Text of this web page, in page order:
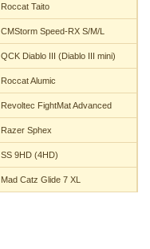
Roccat Taito
CMStorm Speed-RX S/M/L
QCK Diablo III (Diablo III mini)
Roccat Alumic
Revoltec FightMat Advanced
Razer Sphex
SS 9HD (4HD)
Mad Catz Glide 7 XL